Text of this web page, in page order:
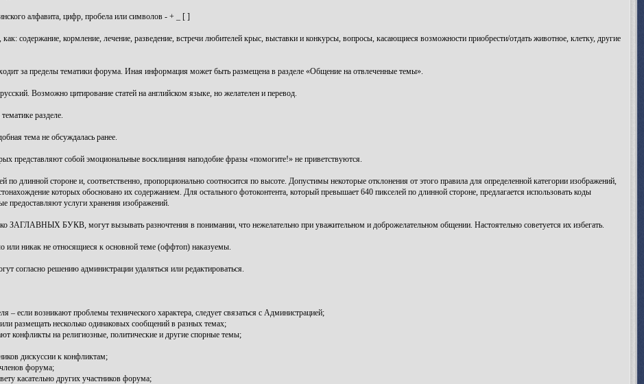
алфавита, цифр, пробела или символов - + _ [ ]
содержание, кормление, лечение, разведение, встречи любителей крыс, выставки и конкурсы, вопросы, касающиеся возможности приобрести/отдать животное, клетку, другие
за пределы тематики форума. Иная информация может быть размещена в разделе «Общение на отвлеченные темы».
Возможно цитирование статей на английском языке, но желателен и перевод.
разделе.
тема не обсуждалась ранее.
представляют собой эмоциональные восклицания наподобие фразы «помогите!» не приветствуются.
длинной стороне и, соответственно, пропорционально соотносится по высоте. Допустимы некоторые отклонения от этого правила для определенной категории изображений,
которых обосновано их содержанием. Для остального фотоконтента, который превышает 640 пикселей по длинной стороне, предлагается использовать коды
предоставляют услуги хранения изображений.
ЗАГЛАВНЫХ БУКВ, могут вызывать разночтения в понимании, что нежелательно при уважительном и доброжелательном общении. Настоятельно советуется их избегать.
или никак не относящиеся к основной теме (оффтоп) наказуемы.
согласно решению администрации удаляться или редактироваться.
– если возникают проблемы технического характера, следует связаться с Администрацией;
размещать несколько одинаковых сообщений в разных темах;
конфликты на религиозные, политические и другие спорные темы;
дискуссии к конфликтам;
форума;
касательно других участников форума;